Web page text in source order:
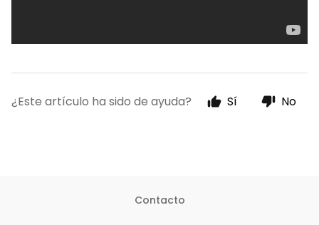
¿Este artículo ha sido de ayuda? Sí No
Contacto